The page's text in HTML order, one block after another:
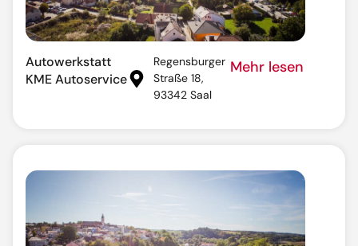
Autowerkstatt
KME Autoservice
Regensburger
Straße 18,
93342 Saal
Mehr lesen